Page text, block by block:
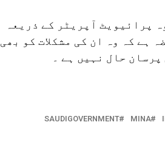
پرائیویٹ آپریٹر کے ذریعہ
ہے کہ وہ ان کی مشکلات کو بھی
حال نہیں ہے ۔
MINA
SAUDIGOVERNMENT